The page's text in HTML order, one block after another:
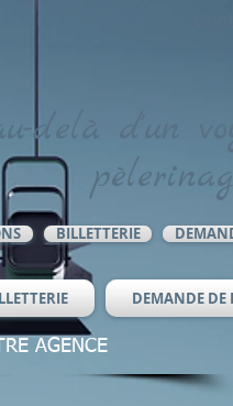
delà d'un
BILLETTERIE
DEMANDE DE
AGENCE